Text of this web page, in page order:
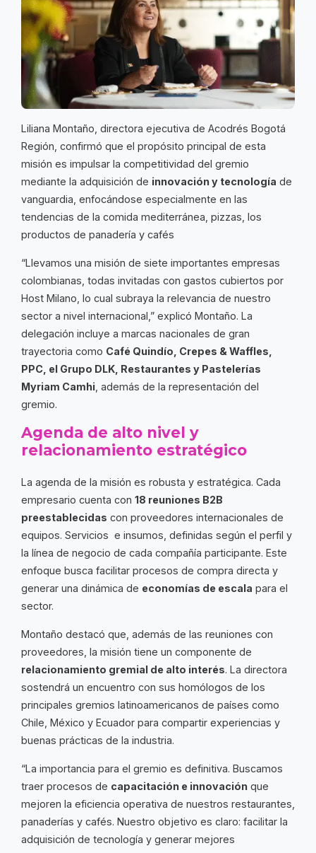
Liliana Montaño, directora ejecutiva de Acodrés Bogotá
Región, confirmó que el propósito principal de esta
misión es impulsar la competitividad del gremio
mediante la adquisición de innovación y tecnología de
vanguardia, enfocándose especialmente en las
tendencias de la comida mediterránea, pizzas, los
productos de panadería y cafés
“Llevamos una misión de siete importantes empresas
colombianas, todas invitadas con gastos cubiertos por
Host Milano, lo cual subraya la relevancia de nuestro
sector a nivel internacional,” explicó Montaño. La
delegación incluye a marcas nacionales de gran
trayectoria como Café Quindío, Crepes & Waffles,
PPC, el Grupo DLK, Restaurantes y Pastelerías
Myriam Camhi , además de la representación del
gremio.
Agenda de alto nivel y
relacionamiento estratégico
La agenda de la misión es robusta y estratégica. Cada
empresario cuenta con 18 reuniones B2B
preestablecidas con proveedores internacionales de
equipos. Servicios e insumos, definidas según el perfil y
la línea de negocio de cada compañía participante. Este
enfoque busca facilitar procesos de compra directa y
generar una dinámica de economías de escala para el
sector.
Montaño destacó que, además de las reuniones con
proveedores, la misión tiene un componente de
relacionamiento gremial de alto interés. La directora
sostendrá un encuentro con sus homólogos de los
principales gremios latinoamericanos de países como
Chile, México y Ecuador para compartir experiencias y
buenas prácticas de la industria.
“La importancia para el gremio es definitiva. Buscamos
traer procesos de capacitación e innovación que
mejoren la eficiencia operativa de nuestros restaurantes,
panaderías y cafés. Nuestro objetivo es claro: facilitar la
adquisición de tecnología y generar mejores